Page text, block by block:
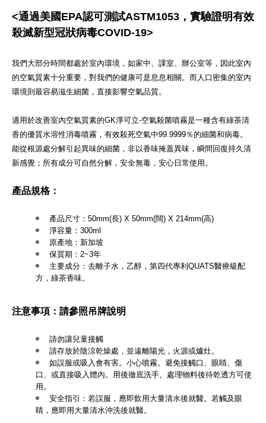
<通過美國EPA認可測試ASTM1053，實驗證明有效
殺滅新型冠狀病毒COVID-19>
我們大部分時間都處於室內環境，如家中、課室、辦公室等，因此室內
的空氣質素十分重要，對我們的健康可是息息相關。而人口密集的室內
環境則最容易滋生細菌，直接影響空氣品質。
適用於改善室內空氣質素的GK淨可立-空氣殺菌噴霧是一種含有綠茶清
香的優質水溶性消毒噴霧，有效殺死空氣中99.9999％的細菌和病毒。
能從根源處分解引起異味的細菌，非以香味掩蓋異味，瞬間回復持久清
新感覺；所有成分可自然分解，安全無毒，安心日常使用。
產品規格：
產品尺寸：50mm(長) X 50mm(闊) X 214mm(高)
淨容量：300ml
原產地：新加坡
保質期：2~3年
主要成分：去離子水，乙醇，第四代專利QUATS醫療級配
方，綠茶香味。
注意事項：請參照吊牌說明
請勿讓兒童接觸
請存放於陰涼乾燥處，並遠離陽光，火源或爐灶。
如誤服或吸入會有害。小心噴霧。避免接觸口、眼睛、傷
口、或直接吸入體內。用後徹底洗手。處理物料後待乾透方可使
用。
安全指引：若誤服，應即飲用大量清水後就醫。若觸及眼
睛，應即用大量清水沖洗後就醫。